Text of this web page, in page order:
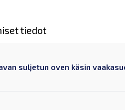
tiedot
suljetun oven käsin